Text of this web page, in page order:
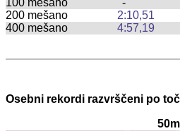
200 mešano 2:10,51
400 mešano
4:57,19
Osebni rekordi razvrščeni po
50m